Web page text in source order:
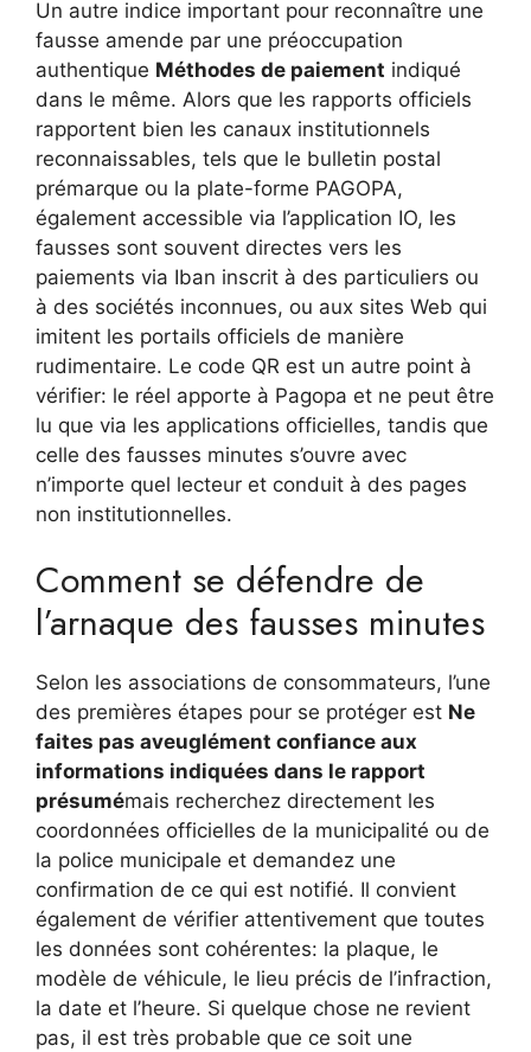
Un autre indice important pour reconnaître une
fausse amende par une préoccupation
authentique Méthodes de paiement indiqué
dans le même. Alors que les rapports officiels
rapportent bien les canaux institutionnels
reconnaissables, tels que le bulletin postal
prémarque ou la plate-forme PAGOPA,
également accessible via l’application IO, les
fausses sont souvent directes vers les
paiements via Iban inscrit à des particuliers ou
à des sociétés inconnues, ou aux sites Web qui
imitent les portails officiels de manière
rudimentaire. Le code QR est un autre point à
vérifier: le réel apporte à Pagopa et ne peut être
lu que via les applications officielles, tandis que
celle des fausses minutes s’ouvre avec
n’importe quel lecteur et conduit à des pages
non institutionnelles.
Comment se défendre de
l’arnaque des fausses minutes
Selon les associations de consommateurs, l’une
des premières étapes pour se protéger est Ne
faites pas aveuglément confiance aux
informations indiquées dans le rapport
présumémais recherchez directement les
coordonnées officielles de la municipalité ou de
la police municipale et demandez une
confirmation de ce qui est notifié. Il convient
également de vérifier attentivement que toutes
les données sont cohérentes: la plaque, le
modèle de véhicule, le lieu précis de l’infraction,
la date et l’heure. Si quelque chose ne revient
pas, il est très probable que ce soit une